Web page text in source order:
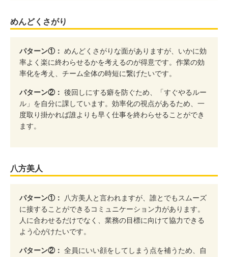
めんどくさがり
パターン①： めんどくさがりな面がありますが、いかに効
率よく楽に終わらせるかを考えるのが得意です。作業の効
率化を考え、チーム全体の時短に繋げたいです。
パターン②： 後回しにする癖を防ぐため、「すぐやるルー
ル」を自分に課しています。効率化の視点があるため、一
度取り掛かれば誰よりも早く仕事を終わらせることができ
ます。
八方美人
パターン①：
八方美人と言われますが、誰とでもスムーズ
に接することができるコミュニケーション力があります。
人に合わせるだけでなく、業務の目標に向けて協力できる
よう心がけたいです。
パターン②： 全員にいい顔をしてしまう点を補うため、自